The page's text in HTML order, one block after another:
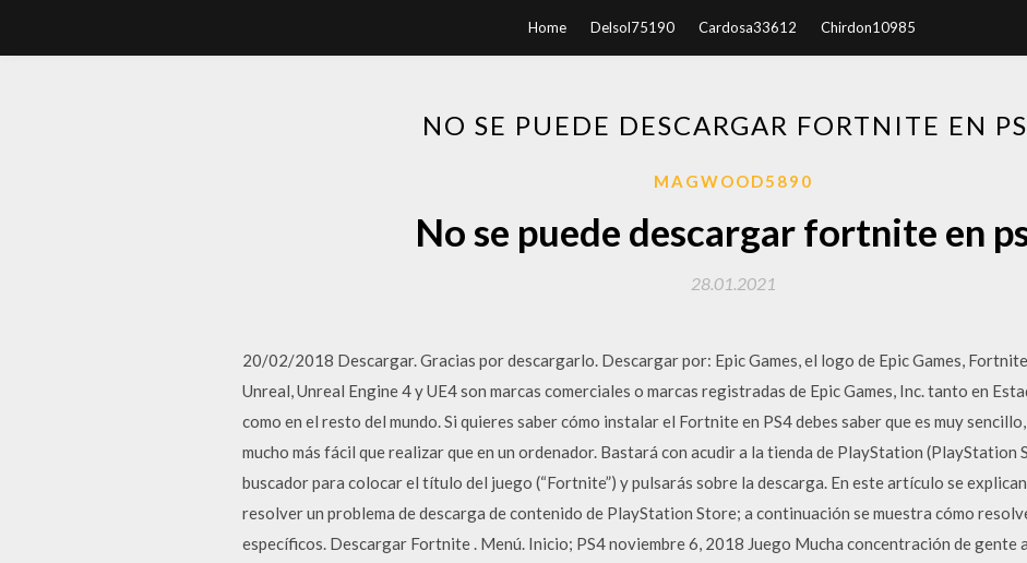
Home Delsol75190 Cardosa33612 Chirdon10985
NO SE PUEDE DESCARGAR FORTNITE EN
MAGWOOD5890
No se puede descargar fortnite en
28.01.2021
20/02/2018 Descargar. Gracias por descargarlo. Descargar por: Epic Games, el logo de Epic Games,
Unreal, Unreal Engine 4 y UE4 son marcas comerciales o marcas registradas de Epic Games, Inc. tanto en
como en el resto del mundo. Si quieres saber cómo instalar el Fortnite en PS4 debes saber que es muy
mucho más fácil que realizar que en un ordenador. Bastará con acudir a la tienda de PlayStation (PlayStation
buscador para colocar el título del juego (“Fortnite”) y pulsarás sobre la descarga. En este artículo se
resolver un problema de descarga de contenido de PlayStation Store; a continuación se muestra cómo
específicos. Descargar Fortnite . Menú. Inicio; PS4 noviembre 6, 2018 Juego Mucha concentración de gente